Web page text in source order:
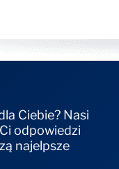
Ciebie? Nasi
odpowiedzi
najelpsze